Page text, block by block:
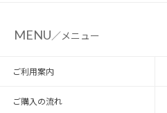
MENU／メニュー
ご利用案内
ご購入の流れ